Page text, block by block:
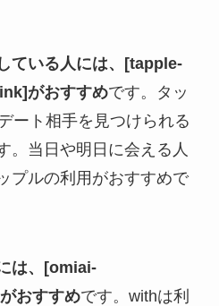
ている人には、[tapple-
がおすすめです。タッ
ート相手を見つけられる
。当日や明日に会える人
プルの利用がおすすめで
は、[omiai-
おすすめです。withは利